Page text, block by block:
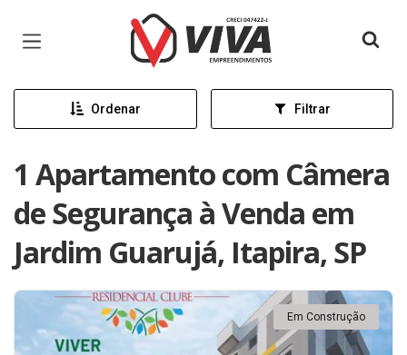
Página inicial
Ordenar Filtrar
1 Apartamento com Câmera
de Segurança à Venda em
Jardim Guarujá, Itapira, SP
Em Construção